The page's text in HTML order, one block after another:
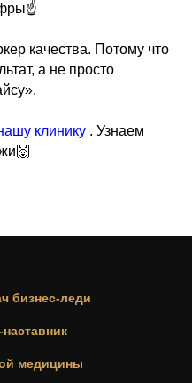
качества. Потому что
а не просто
клинику . Узнаем
бизнес-леди
медицины